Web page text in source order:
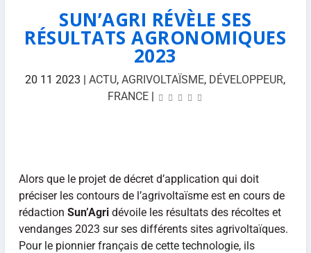
SUN’AGRI RÉVÈLE SES
RÉSULTATS AGRONOMIQUES
2023
20 11 2023 |ACTU,AGRIVOLTAÏSME, DÉVELOPPEUR,
FRANCE |
Alors que le projet de décret d’application qui doit
préciser les contours de l’agrivoltaïsme est en cours de
rédaction Sun’Agri dévoile les résultats des récoltes et
vendanges 2023 sur ses différents sites agrivoltaïques.
Pour le pionnier français de cette technologie, ils